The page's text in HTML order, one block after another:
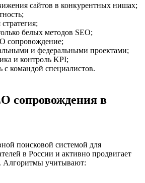
сайтов в конкурентных нишах;
белых методов SEO;
сопровождение;
и федеральными проектами;
и контроль KPI;
с командой специалистов.
сопровождения в
поисковой системой для
в России и активно продвигает
Алгоритмы учитывают: